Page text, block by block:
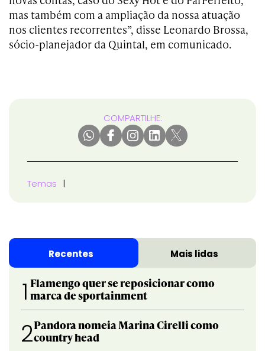
mas também com a ampliação da nossa atuação
nos clientes recorrentes”, disse Leonardo Brossa,
sócio-planejador da Quintal, em comunicado.
COMPARTILHE:
Temas
Recentes Mais lidas
1 Flamengo quer se reposicionar como
marca de sportainment
2Pandora nomeia Marina Cirelli como
country head